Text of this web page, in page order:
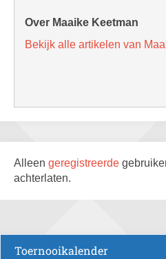
Over Maaike Keetman
Bekijk alle artikelen van
Alleen geregistreerde
achterlaten.
Toernooikalender